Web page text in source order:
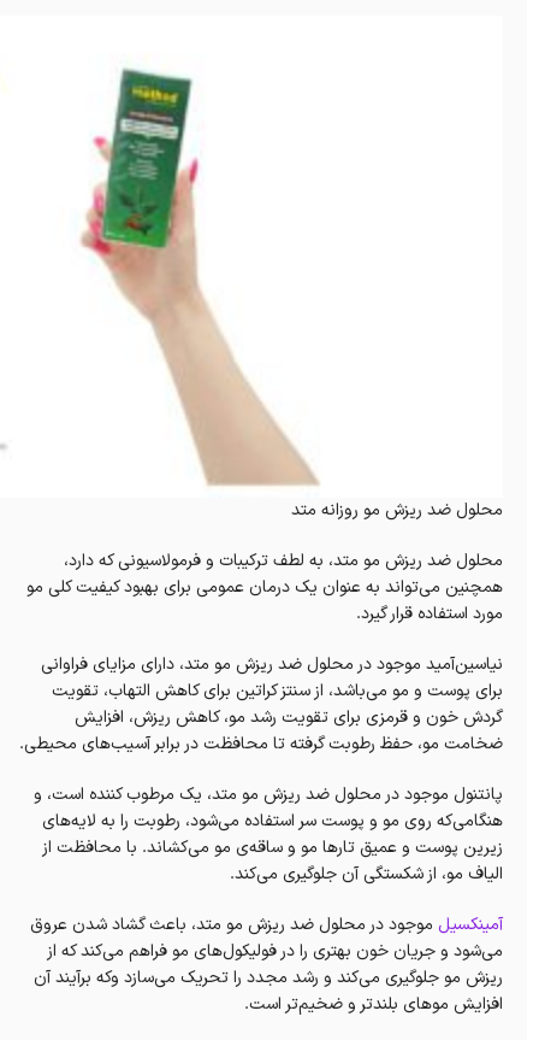
محلول ضد ریزش مو روزانه متد
محلول ضد ریزش مو متد، به لطف ترکیبات و فرمولاسیونی که دارد،
همچنین می‌تواند به عنوان یک درمان عمومی برای بهبود کیفیت کلی مو
مورد استفاده قرار گیرد.
نیاسین‌آمید موجود در محلول ضد ریزش مو متد، دارای مزایای فراوانی
برای پوست و مو می‌باشد، از سنتز کراتین برای کاهش التهاب، تقویت
گردش خون و قرمزی برای تقویت رشد مو، کاهش ریزش، افزایش
ضخامت مو، حفظ رطوبت گرفته تا محافظت در برابر آسیب‌های محیطی.
پانتنول موجود در محلول ضد ریزش مو متد، یک مرطوب کننده است، و
هنگامی‌که روی مو و پوست سر استفاده می‌شود، رطوبت را به لایه‌های
زیرین پوست و عمیق تارها مو و ساقه‌ی مو می‌کشاند. با محافظت از
الیاف مو، از شکستگی آن جلوگیری می‌کند.
آمینکسیل موجود در محلول ضد ریزش مو متد، باعث گشاد شدن عروق
می‌شود و جریان خون بهتری را در فولیکول‌های مو فراهم می‌کند که از
ریزش مو جلوگیری می‌کند و رشد مجدد را تحریک می‌سازد وکه برآیند آن
افزایش‌ موهای بلندتر و ضخیم‌تر است.